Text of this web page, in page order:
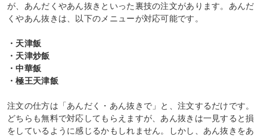
が、あんだくやあん抜きといった裏技の注文があります。あんだ
くやあん抜きは、以下のメニューが対応可能です。
・天津飯
・天津炒飯
・中華飯
・極王天津飯
注文の仕方は「あんだく・あん抜きで」と、注文するだけです。
どちらも無料で対応してもらえますが、あん抜きは一見すると損
をしているように感じるかもしれません。しかし、あん抜きをあ